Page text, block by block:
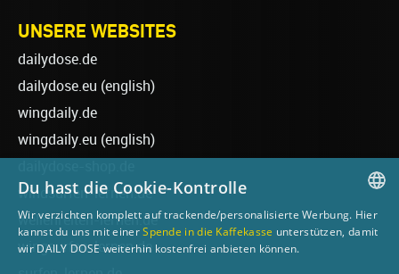
UNSERE WEBSITES
dailydose.de
dailydose.eu (english)
wingdaily.de
wingdaily.eu (english)
windsurfen-lernen.de
wellenreiten-lernen.de
wingsurfen-lernen.de
GERMAN
Du hast die Cookie-Kontrolle
Wir verzichten komplett auf trackende/personalisierte Werbung. Hier
kannst du uns mit einerSpende in die Kaffekasse unterstützen, damit
wir DAILY DOSE weiterhin kostenfrei anbieten können.